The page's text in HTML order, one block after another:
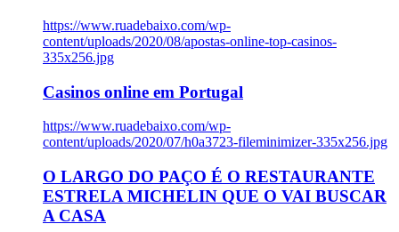
https://www.ruadebaixo.com/wp-
content/uploads/2020/08/apostas-online-top-casinos-
335x256.jpg
Casinos online em Portugal
https://www.ruadebaixo.com/wp-
content/uploads/2020/07/h0a3723-fileminimizer-335x256.jpg
O LARGO DO PAÇO É O RESTAURANTE
ESTRELA MICHELIN QUE O VAI BUSCAR
A CASA